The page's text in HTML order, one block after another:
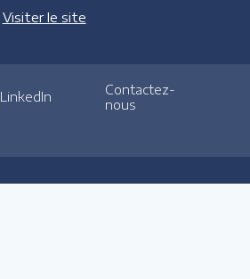
Visiter le site
LinkedIn
Contactez-
nous